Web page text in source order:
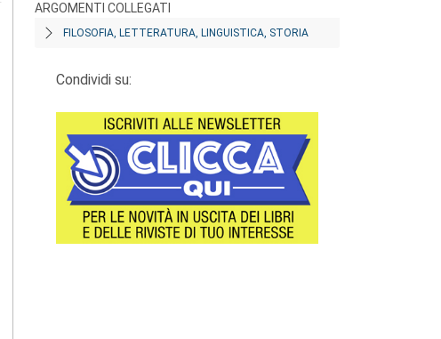
ARGOMENTI COLLEGATI
FILOSOFIA, LETTERATURA, LINGUISTICA, STORIA
Condividi su: